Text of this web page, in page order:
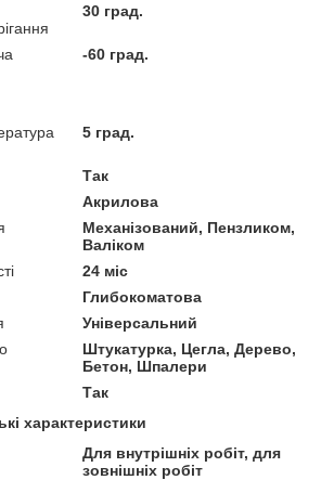
30 град.
-60 град.
5 град.
Так
Акрилова
Механізований, Пензликом,
Валіком
24 міс
Глибокоматова
Універсальний
Штукатурка, Цегла, Дерево,
Бетон, Шпалери
Так
характеристики
Для внутрішніх робіт, для
зовнішніх робіт